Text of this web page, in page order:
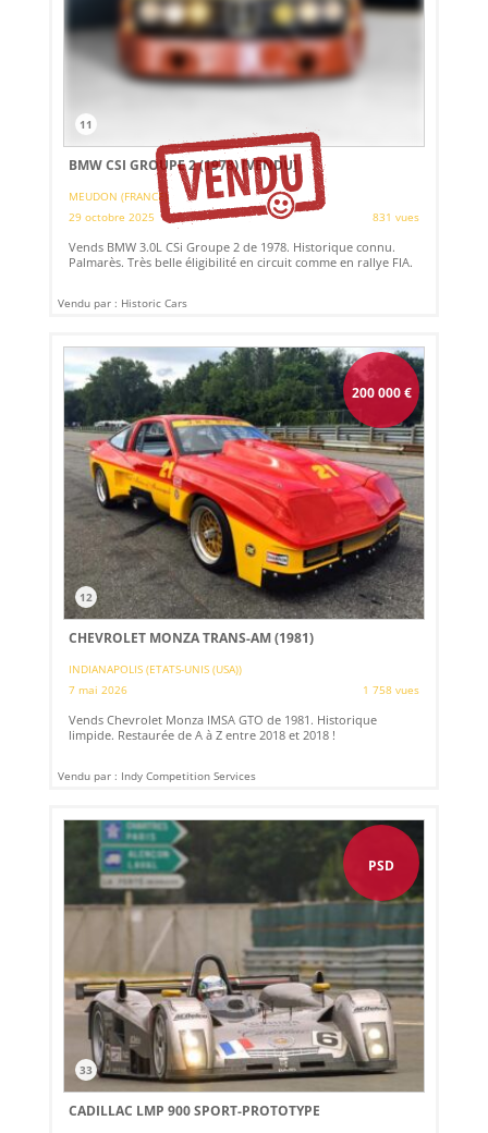
11
BMW CSI GROUPE 2 (1978)[VENDU]
MEUDON (FRANCE)
29 octobre 2025
831 vues
Vends BMW 3.0L CSi Groupe 2 de 1978. Historique connu.
Palmarès. Très belle éligibilité en circuit comme en rallye FIA.
Vendu par : Historic Cars
200 000€
12
CHEVROLET MONZA TRANS-AM (1981)
INDIANAPOLIS (ETATS-UNIS (USA))
7 mai 2026
1 758 vues
Vends Chevrolet Monza IMSA GTO de 1981. Historique
limpide. Restaurée de A à Z entre 2018 et 2018 !
Vendu par : Indy Competition Services
PSD
33
CADILLAC LMP 900 SPORT-PROTOTYPE